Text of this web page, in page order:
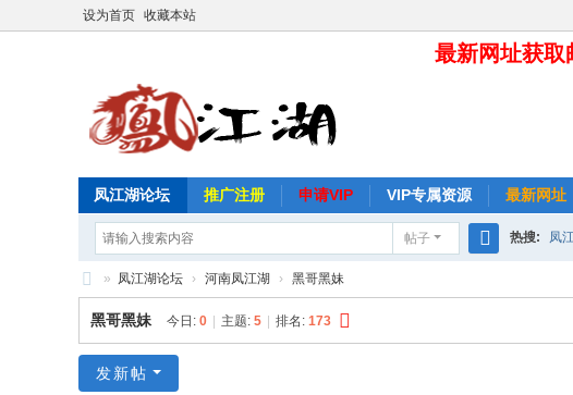
设为首页 收藏本站
最新网址获
凤江湖论坛 推广注册 申请VIP VIP专属资源 最新网址
帖子
索
热搜: 凤
凤
江
» 凤江湖论坛 › 河南凤江湖 › 黑哥黑妹
黑哥黑妹 今日: 0 主题: 5 排名: 173
发新帖